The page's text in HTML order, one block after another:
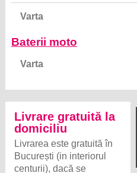
Varta
Baterii moto
Varta
Livrare gratuită la
domiciliu
Livrarea este gratuită în
București (in interiorul
centurii), dacă se